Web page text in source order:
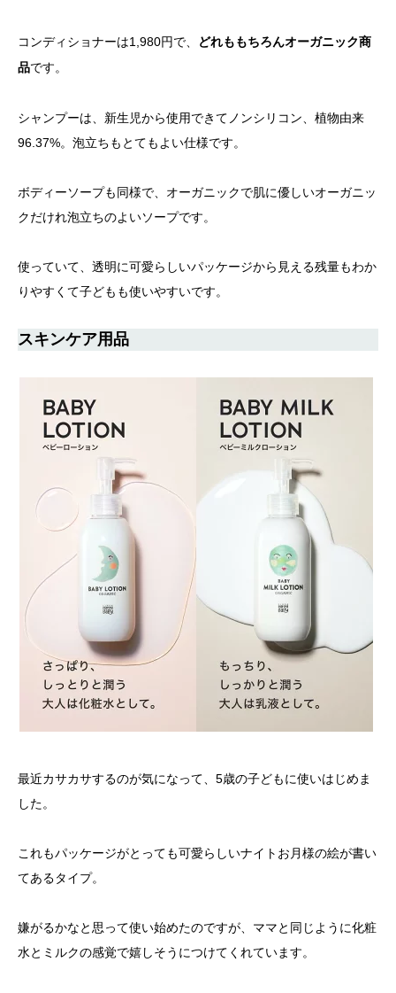
コンディショナーは1,980円で、
どれももちろんオーガニック商
品です。
シャンプーは、新生児から使用できてノンシリコン、植物由来
96.37%。泡立ちもとてもよい仕様です。
ボディーソープも同様で、オーガニックで肌に優しいオーガニッ
クだけれ泡立ちのよいソープです。
使っていて、透明に可愛らしいパッケージから見える残量もわか
りやすくて子どもも使いやすいです。
スキンケア用品
最近カサカサするのが気になって、5歳の子どもに使いはじめま
した。
これもパッケージがとっても可愛らしいナイトお月様の絵が書い
てあるタイプ。
嫌がるかなと思って使い始めたのですが、ママと同じように化粧
水とミルクの感覚で嬉しそうにつけてくれています。